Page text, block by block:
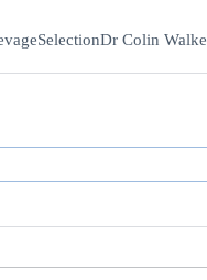
SelectionDr Colin